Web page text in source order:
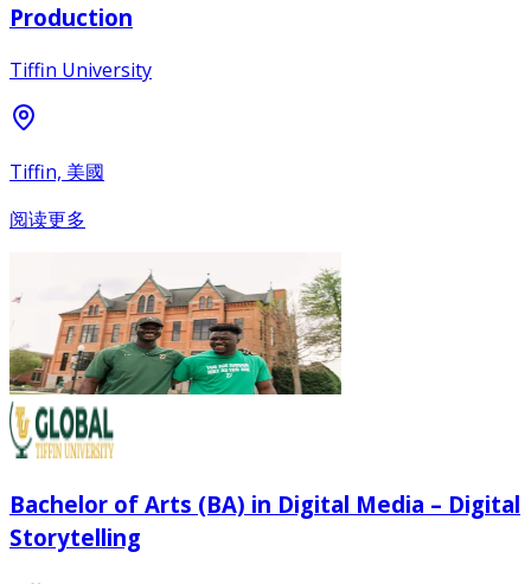
Production
Tiffin University
Tiffin, 美國
阅读更多
Bachelor of Arts (BA) in Digital Media – Digital
Storytelling